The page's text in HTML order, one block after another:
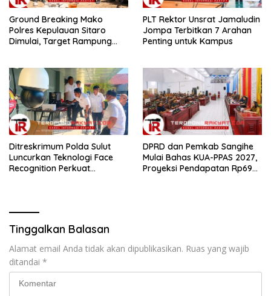
Ground Breaking Mako
Polres Kepulauan Sitaro
Dimulai, Target Rampung
​PLT Rektor Unsrat Jamaludin
Jompa Terbitkan 7 Arahan
Penting untuk Kampus
Ditreskrimum Polda Sulut
Luncurkan Teknologi Face
Recognition Perkuat
DPRD dan Pemkab Sangihe
Mulai Bahas KUA-PPAS 2027,
Proyeksi Pendapatan Rp699
Tinggalkan Balasan
Alamat email Anda tidak akan dipublikasikan. Ruas yang wajib
ditandai *